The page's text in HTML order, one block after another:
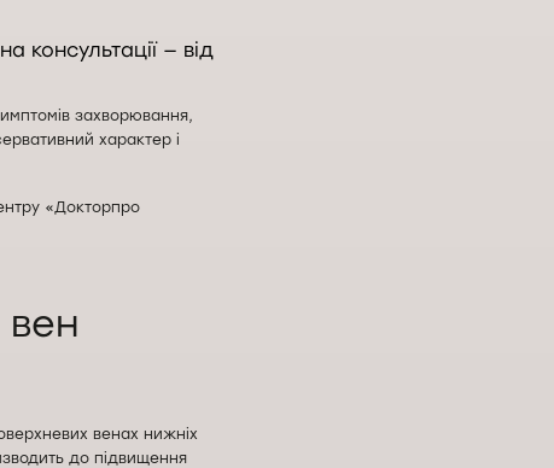
консультації — від
захворювання,
характер і
«Докторпро
венах нижніх
до підвищення